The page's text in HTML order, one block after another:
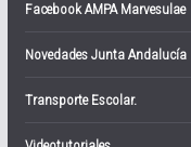
Facebook AMPA Marvesulae
Novedades Junta Andalucía
Transporte Escolar.